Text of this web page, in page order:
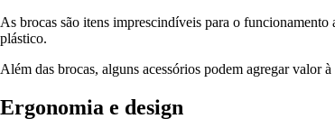
As brocas são itens imprescindíveis para o
plástico.
Além das brocas, alguns acessórios podem agregar valor
Ergonomia e design